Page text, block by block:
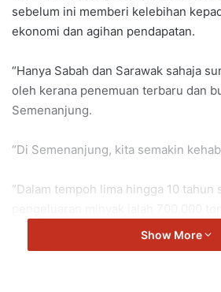
m
a
l
sebelum ini memberi kelebihan
ekonomi dan agihan pendapatan.
“Hanya Sabah dan Sarawak sahaja
oleh kerana penemuan terbaru dan
Semenanjung.
“Di Semenanjung, kita semakin
“Dalam tempoh lima hingga 10 tahun
berkurangan sehingga 350,000 sehari.
Show More